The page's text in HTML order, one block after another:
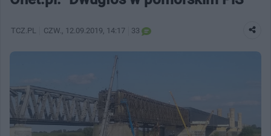
TCZ.PL CZW. , 12.09.2019, 14:17 33